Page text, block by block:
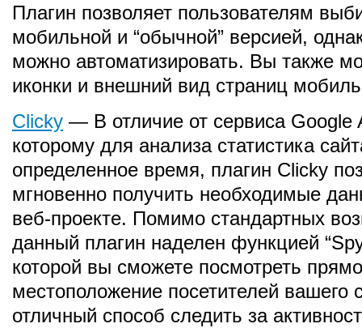
Плагин позволяет пользователям
мобильной и “обычной” версией,
можно автоматизировать. Вы также
иконки и внешний вид страниц
Clicky — В отличие от сервиса Google
которому для анализа статистика
определенное время, плагин Clicky
мгновенно получить необходимые
веб-проекте. Помимо стандартных
данный плагин наделен функцией
которой вы сможете посмотреть
местоположение посетителей вашего
отличный способ следить за